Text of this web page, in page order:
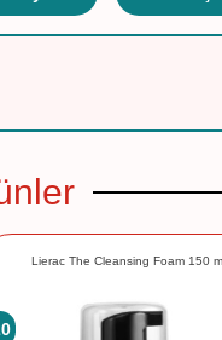
Lierac The Cleansing Foam 150